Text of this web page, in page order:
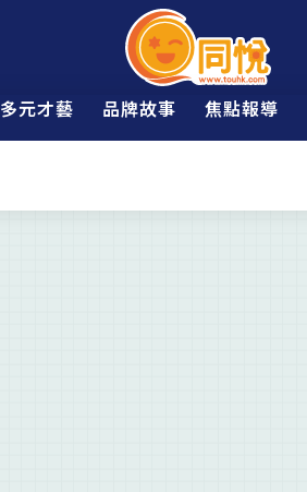
多元才藝 品牌故事 焦點報導